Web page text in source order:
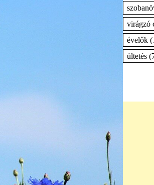
virágzó
évelők
ültetés